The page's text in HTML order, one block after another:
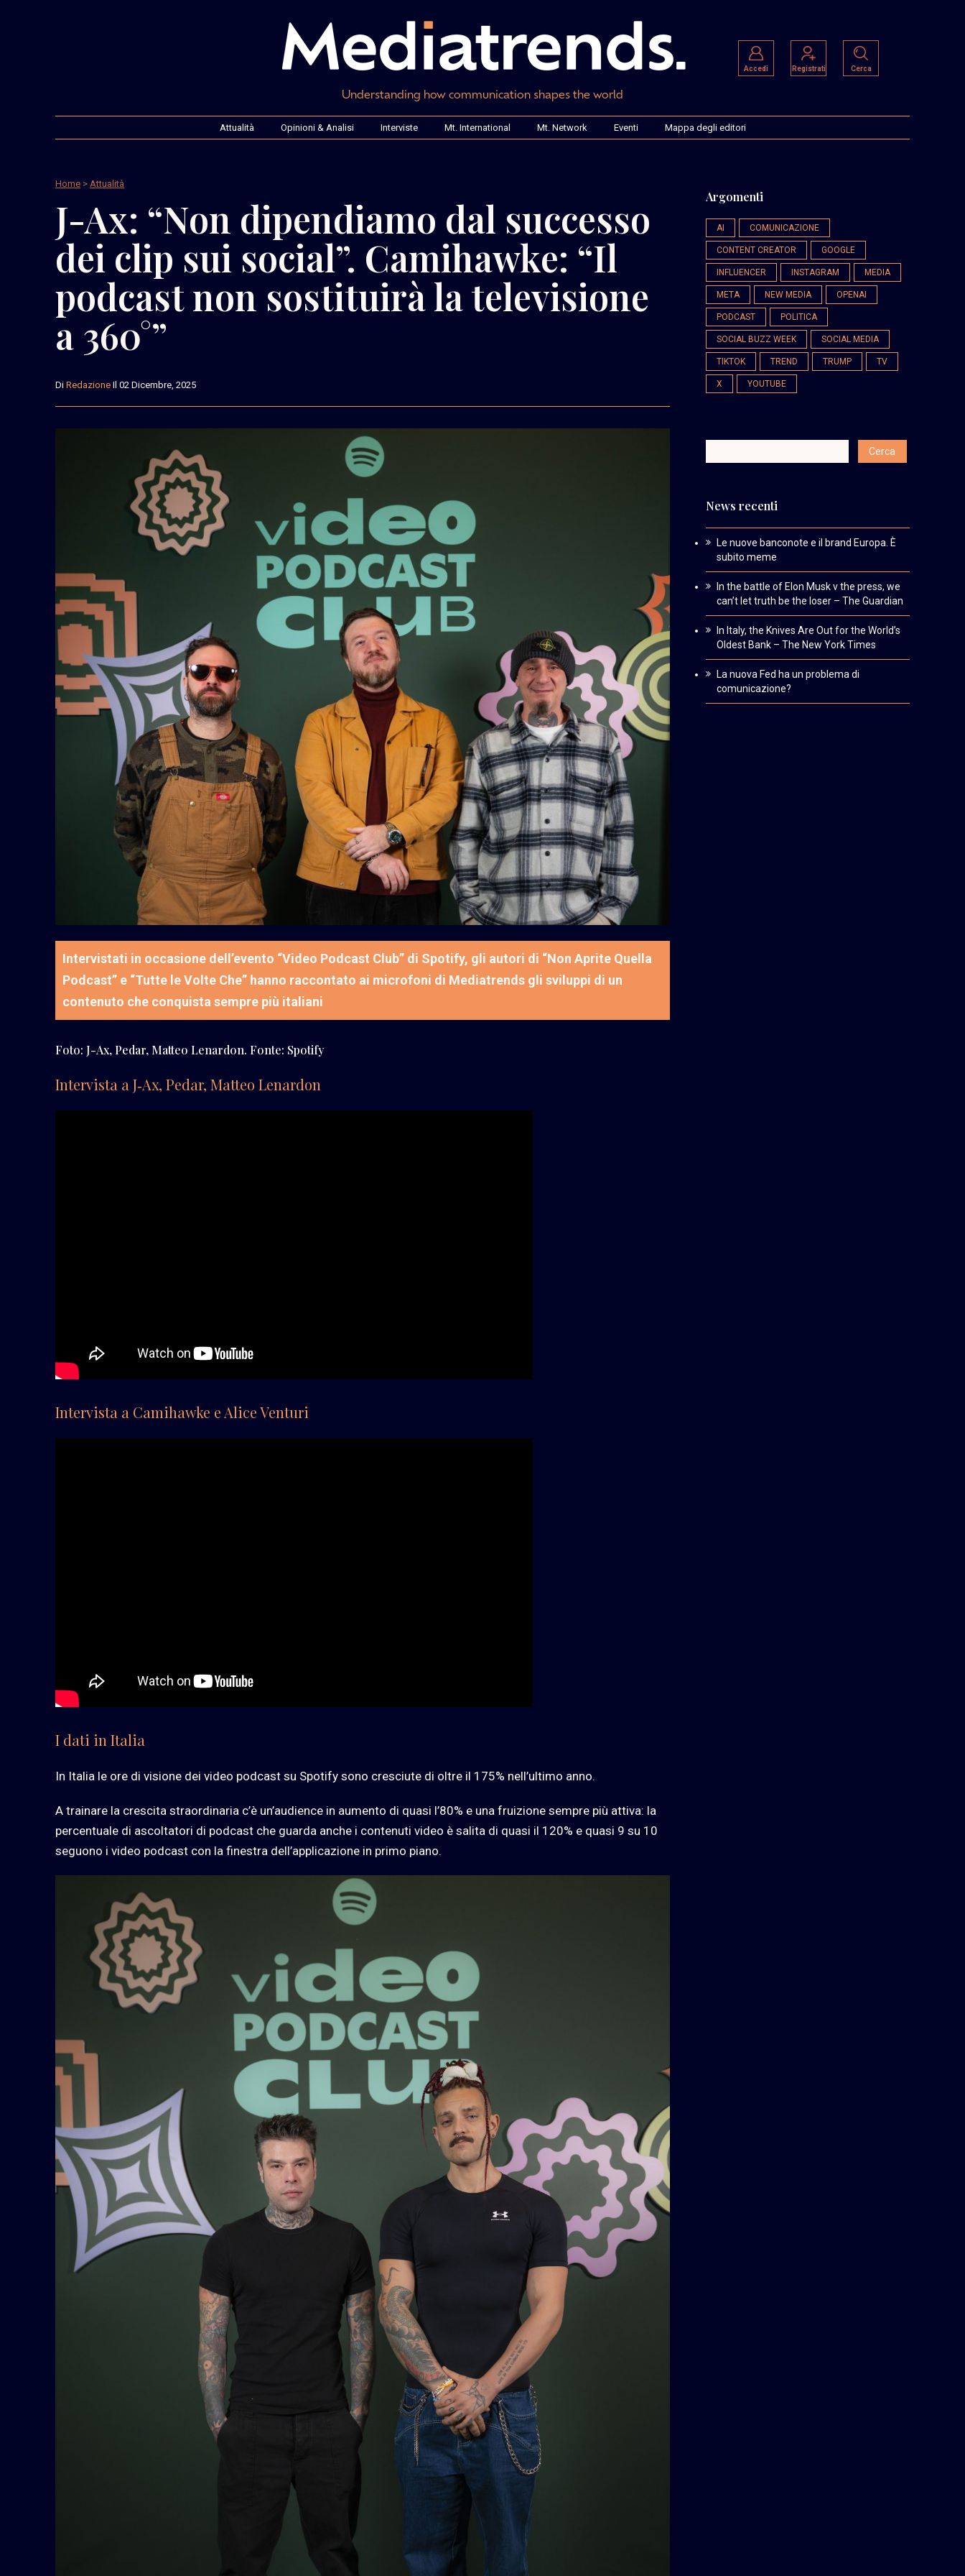
Understanding how communication shapes the world
Accedi Registrati Cerca
Attualità Opinioni & Analisi Interviste Mt. International Mt. Network Eventi Mappa degli editori
Home > Attualità
J-Ax: “Non dipendiamo dal successo
dei clip sui social”. Camihawke: “Il
podcast non sostituirà la televisione
a 360°”
Di Redazione Il 02 Dicembre, 2025
Intervistati in occasione dell’evento “Video Podcast Club” di Spotify, gli autori di “Non Aprite Quella
Podcast” e “Tutte le Volte Che” hanno raccontato ai microfoni di Mediatrends gli sviluppi di un
contenuto che conquista sempre più italiani
Foto: J-Ax, Pedar, Matteo Lenardon. Fonte: Spotify
Intervista a J‑Ax, Pedar, Matteo Lenardon
Intervista a Camihawke e Alice Venturi
I dati in Italia
In Italia le ore di visione dei video podcast su Spotify sono cresciute di oltre il 175% nell’ultimo anno.
A trainare la crescita straordinaria c’è un’audience in aumento di quasi l’80% e una fruizione sempre più attiva: la
percentuale di ascoltatori di podcast che guarda anche i contenuti video è salita di quasi il 120% e quasi 9 su 10
seguono i video podcast con la finestra dell’applicazione in primo piano.
Argomenti
AI COMUNICAZIONE
CONTENT CREATOR GOOGLE
INFLUENCER INSTAGRAM MEDIA
META NEW MEDIA OPENAI
PODCAST POLITICA
SOCIAL BUZZ WEEK SOCIAL MEDIA
TIKTOK TREND TRUMP TV
X YOUTUBE
News recenti
Le nuove banconote e il brand Europa. È
subito meme
In the battle of Elon Musk v the press, we
can’t let truth be the loser – The Guardian
In Italy, the Knives Are Out for the World’s
Oldest Bank – The New York Times
La nuova Fed ha un problema di
comunicazione?